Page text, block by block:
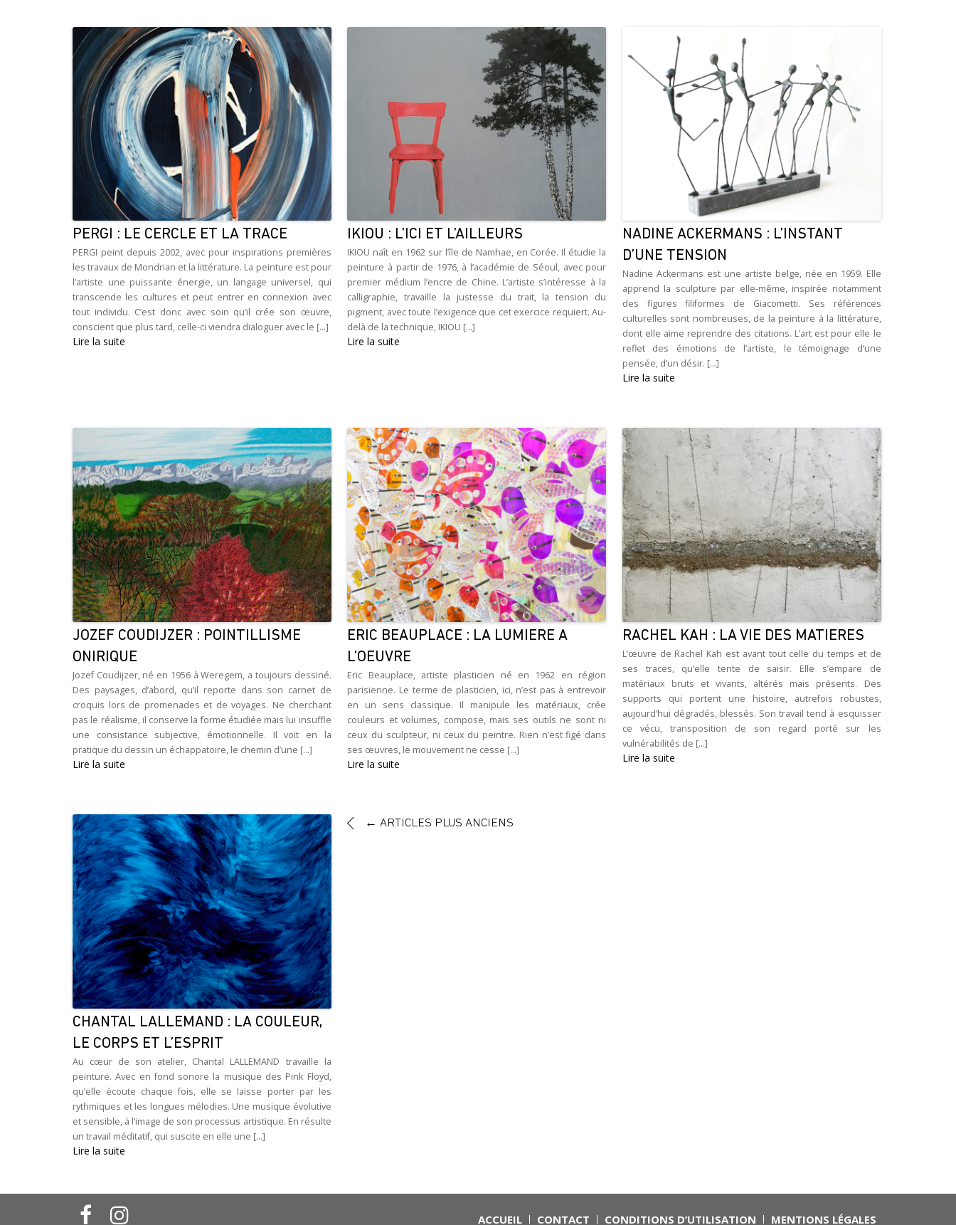
PERGI : LE CERCLE ET LA TRACE
PERGI peint depuis 2002, avec pour inspirations premières
les travaux de Mondrian et la littérature. La peinture est pour
l’artiste une puissante énergie, un langage universel, qui
transcende les cultures et peut entrer en connexion avec
tout individu. C’est donc avec soin qu’il crée son œuvre,
conscient que plus tard, celle-ci viendra dialoguer avec le [...]
Lire la suite
IKIOU : L’ICI ET L’AILLEURS
IKIOU naît en 1962 sur l’île de Namhae, en Corée. Il étudie la
peinture à partir de 1976, à l’académie de Séoul, avec pour
premier médium l’encre de Chine. L’artiste s’intéresse à la
calligraphie, travaille la justesse du trait, la tension du
pigment, avec toute l’exigence que cet exercice requiert. Au-
delà de la technique, IKIOU [...]
Lire la suite
NADINE ACKERMANS : L’INSTANT
D’UNE TENSION
Nadine Ackermans est une artiste belge, née en 1959. Elle
apprend la sculpture par elle-même, inspirée notamment
des figures filiformes de Giacometti. Ses références
culturelles sont nombreuses, de la peinture à la littérature,
dont elle aime reprendre des citations. L’art est pour elle le
reflet des émotions de l’artiste, le témoignage d’une
pensée, d’un désir. [...]
Lire la suite
JOZEF COUDIJZER : POINTILLISME
ONIRIQUE
Jozef Coudijzer, né en 1956 à Weregem, a toujours dessiné.
Des paysages, d’abord, qu’il reporte dans son carnet de
croquis lors de promenades et de voyages. Ne cherchant
pas le réalisme, il conserve la forme étudiée mais lui insuffle
une consistance subjective, émotionnelle. Il voit en la
pratique du dessin un échappatoire, le chemin d’une [...]
Lire la suite
ERIC BEAUPLACE : LA LUMIERE A
L’OEUVRE
Eric Beauplace, artiste plasticien né en 1962 en région
parisienne. Le terme de plasticien, ici, n’est pas à entrevoir
en un sens classique. Il manipule les matériaux, crée
couleurs et volumes, compose, mais ses outils ne sont ni
ceux du sculpteur, ni ceux du peintre. Rien n’est figé dans
ses œuvres, le mouvement ne cesse [...]
Lire la suite
RACHEL KAH : LA VIE DES MATIERES
L’œuvre de Rachel Kah est avant tout celle du temps et de
ses traces, qu’elle tente de saisir. Elle s’empare de
matériaux bruts et vivants, altérés mais présents. Des
supports qui portent une histoire, autrefois robustes,
aujourd’hui dégradés, blessés. Son travail tend à esquisser
ce vécu, transposition de son regard porté sur les
vulnérabilités de [...]
Lire la suite
CHANTAL LALLEMAND : LA COULEUR,
LE CORPS ET L’ESPRIT
Au cœur de son atelier, Chantal LALLEMAND travaille la
peinture. Avec en fond sonore la musique des Pink Floyd,
qu’elle écoute chaque fois, elle se laisse porter par les
rythmiques et les longues mélodies. Une musique évolutive
et sensible, à l’image de son processus artistique. En résulte
un travail méditatif, qui suscite en elle une [...]
Lire la suite
Navigation des articles ← ARTICLES PLUS ANCIENS
ACCUEIL CONTACT CONDITIONS D’UTILISATION MENTIONS LÉGALES